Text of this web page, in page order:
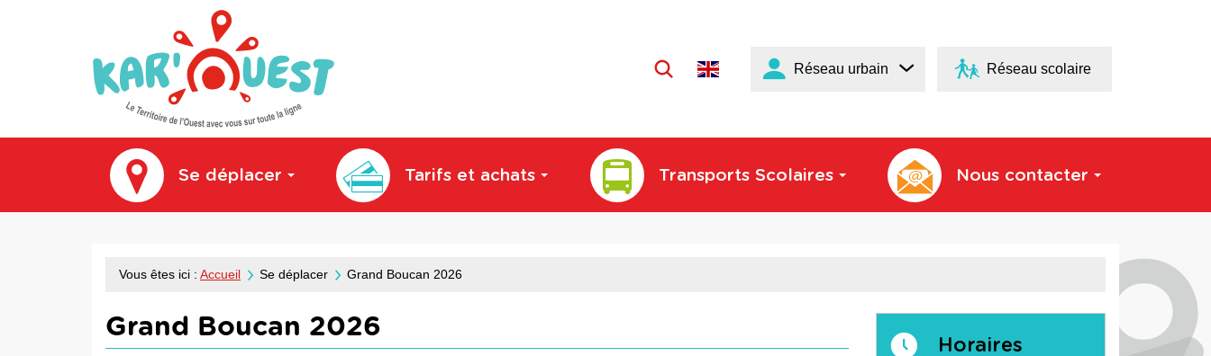
Langue
Réseau urbain Réseau scolaire
Se déplacer Tarifs et achats Transports Scolaires Nous contacter
Vous êtes ici : Accueil Se déplacer Grand Boucan 2026
Grand Boucan 2026
Horaires